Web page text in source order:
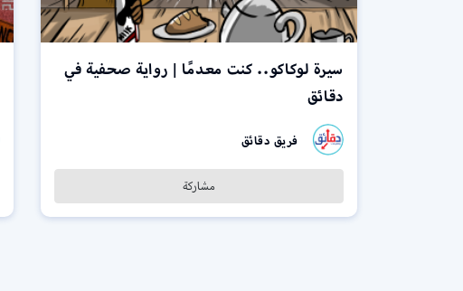
سيرة لوكاكو.. كنت معدمًا | رواية صحفية في
دقائق
فريق دقائق
مشاركة